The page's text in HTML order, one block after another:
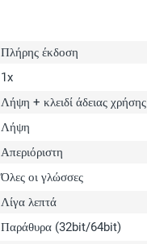
Πλήρης έκδοση
1x
Λήψη + κλειδί άδειας χρήσης
Λήψη
Απεριόριστη
Όλες οι γλώσσες
Λίγα λεπτά
Παράθυρα (32bit/64bit)